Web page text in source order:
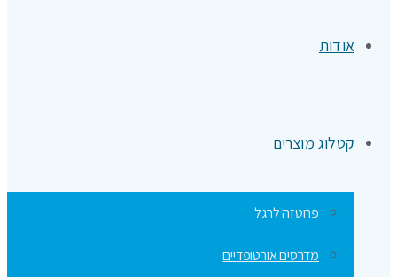
אודות
קטלוג מוצרים
פרוטזה לרגל
מדרסים אורטופדיים